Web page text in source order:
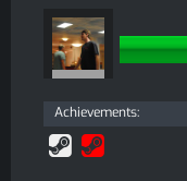
Achievements